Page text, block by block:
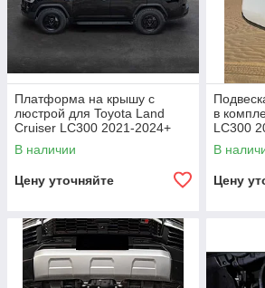
Платформа на крышу с
люстрой для Toyota Land
Cruiser LC300 2021-2024+
Крузак оффроуд багажник на
крышу доп свет
В наличии
Цену уточняйте
в
LC300
крузак
В
Цену